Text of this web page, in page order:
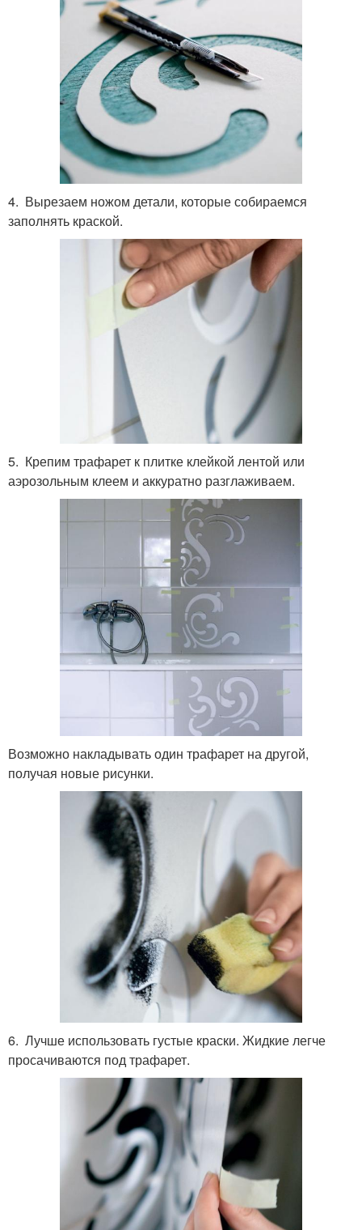
4. Вырезаем ножом детали, которые собираемся
заполнять краской.
5. Крепим трафарет к плитке клейкой лентой или
аэрозольным клеем и аккуратно разглаживаем.
Возможно накладывать один трафарет на другой,
получая новые рисунки.
6. Лучше использовать густые краски. Жидкие легче
просачиваются под трафарет.